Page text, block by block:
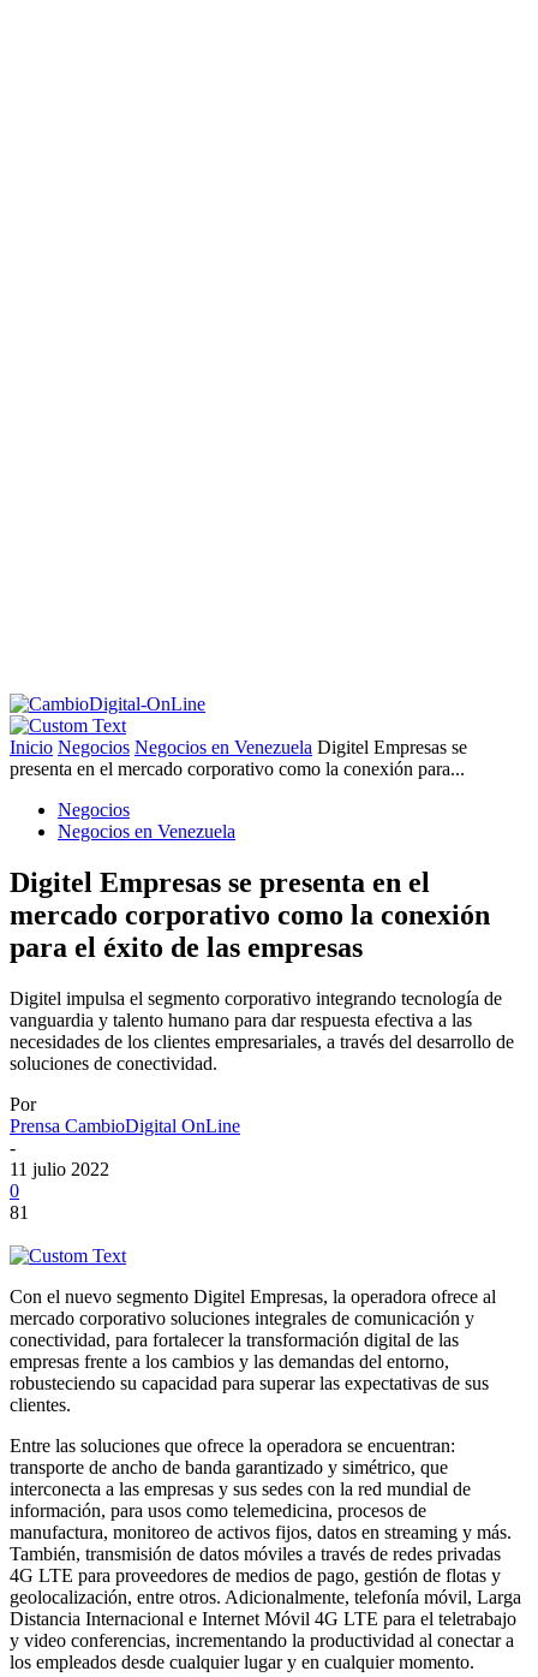
Inicio Negocios Negocios en Venezuela Digitel Empresas se
presenta en el mercado corporativo como la conexión para...
Negocios
Negocios en Venezuela
Digitel Empresas se presenta en el
mercado corporativo como la conexión
para el éxito de las empresas
Digitel impulsa el segmento corporativo integrando tecnología de
vanguardia y talento humano para dar respuesta efectiva a las
necesidades de los clientes empresariales, a través del desarrollo de
soluciones de conectividad.
Por
Prensa CambioDigital OnLine
-
11 julio 2022
0
81
Con el nuevo segmento Digitel Empresas, la operadora ofrece al
mercado corporativo soluciones integrales de comunicación y
conectividad, para fortalecer la transformación digital de las
empresas frente a los cambios y las demandas del entorno,
robusteciendo su capacidad para superar las expectativas de sus
clientes.
Entre las soluciones que ofrece la operadora se encuentran:
transporte de ancho de banda garantizado y simétrico, que
interconecta a las empresas y sus sedes con la red mundial de
información, para usos como telemedicina, procesos de
manufactura, monitoreo de activos fijos, datos en streaming y más.
También, transmisión de datos móviles a través de redes privadas
4G LTE para proveedores de medios de pago, gestión de flotas y
geolocalización, entre otros. Adicionalmente, telefonía móvil, Larga
Distancia Internacional e Internet Móvil 4G LTE para el teletrabajo
y video conferencias, incrementando la productividad al conectar a
los empleados desde cualquier lugar y en cualquier momento.